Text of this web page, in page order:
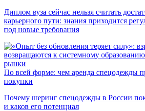
Диплом вуза сейчас нельзя считать
карьерного пути: знания приходится
под новые требования
рынки
По всей форме: чем аренда спецодежды
покупки
Почему шеринг спецодежды в России
и каков его потенциал